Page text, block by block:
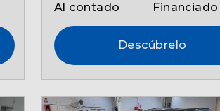
Al contado Financiado
Descúbrelo